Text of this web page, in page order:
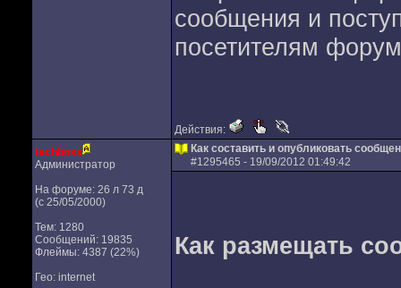
сообщения и
посетителям
Действия:
techboss
Администратор
На форуме: 26 л 73 д
(с 25/05/2000)
Тем: 1280
Сообщений: 19835
Флеймы: 4387 (22%)
Гео: internet
Как составить и опубликовать
#1295465 - 19/09/2012 01:49:42
Как размещать